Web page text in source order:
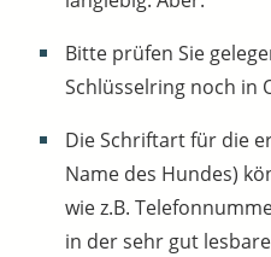
Bitte prüfen Sie
Schlüsselring noch in
Die Schriftart für die
Name des Hundes)
wie z.B.
in der sehr gut